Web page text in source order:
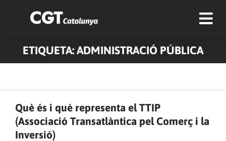
ETIQUETA: ADMINISTRACIÓ PÚBLICA
Què és i què representa el TTIP
(Associació Transatlàntica pel Comerç i la
Inversió)